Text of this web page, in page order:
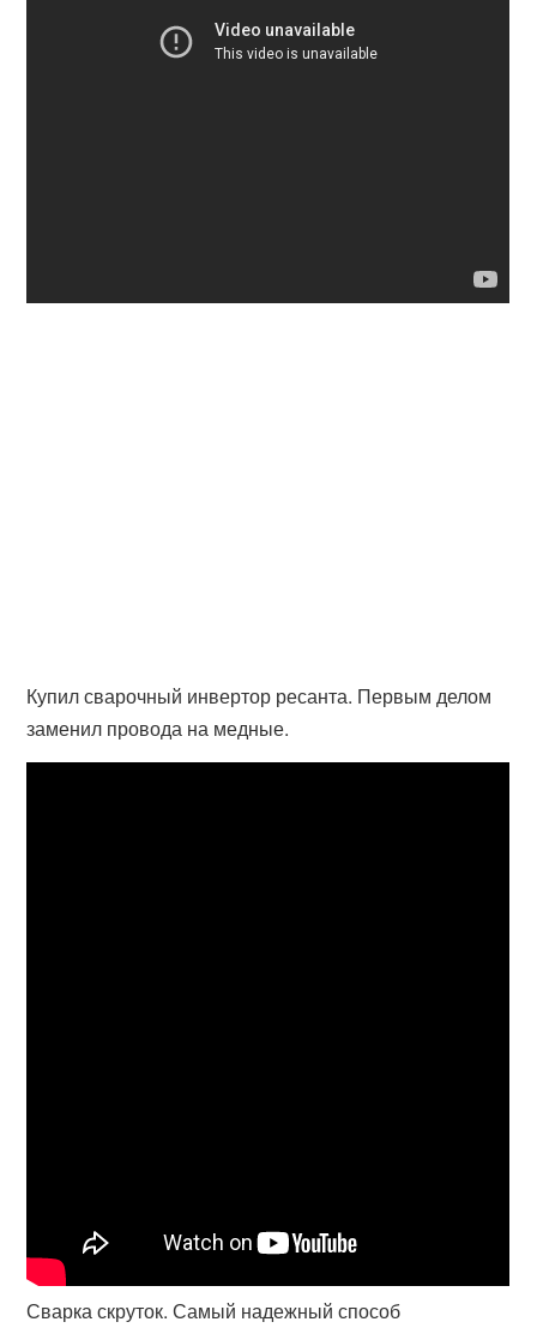
Купил сварочный инвертор ресанта. Первым делом
заменил провода на медные.
Сварка скруток. Самый надежный способ